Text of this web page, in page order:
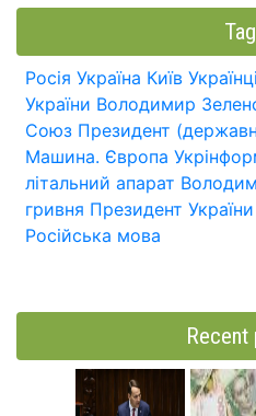
Росія Україна Київ Українці
України Володимир
Союз Президент
Машина. Європа
літальний апарат
гривня Президент України
Російська мова